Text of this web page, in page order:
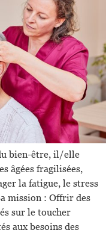
bien-être, il/elle
âgées fragilisées,
la fatigue, le stress
mission : Offrir des
sur le toucher
aux besoins des